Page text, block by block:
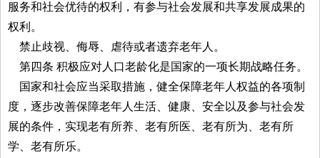
服务和社会优待的权利，有参与社会发展和共享发展成果的
权利。
禁止歧视、侮辱、虐待或者遗弃老年人。
第四条 积极应对人口老龄化是国家的一项长期战略任务。
国家和社会应当采取措施，健全保障老年人权益的各项制
度，逐步改善保障老年人生活、健康、安全以及参与社会发
展的条件，实现老有所养、老有所医、老有所为、老有所
学、老有所乐。